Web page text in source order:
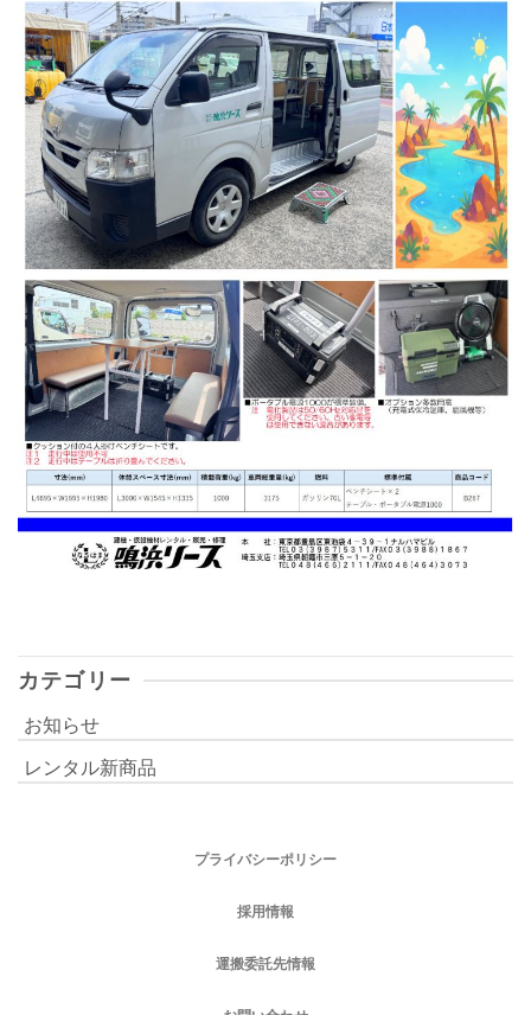
カテゴリー
お知らせ
レンタル新商品
プライバシーポリシー
採用情報
運搬委託先情報